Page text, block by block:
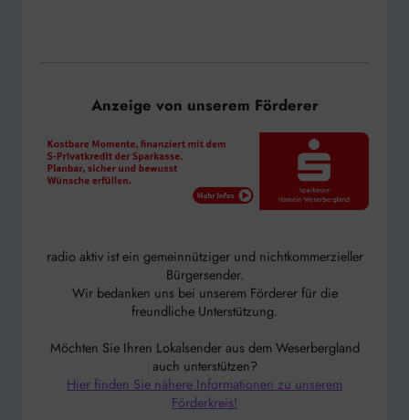
Anzeige von unserem Förderer
radio aktiv ist ein gemeinnütziger und nichtkommerzieller
Bürgersender.
Wir bedanken uns bei unserem Förderer für die
freundliche Unterstützung.
Möchten Sie Ihren Lokalsender aus dem Weserbergland
auch unterstützen?
Hier finden Sie nähere Informationen zu unserem
Förderkreis!